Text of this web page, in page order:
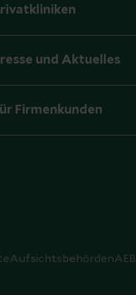
und Aktuelles
Firmenkunden
AufsichtsbehördenAEB